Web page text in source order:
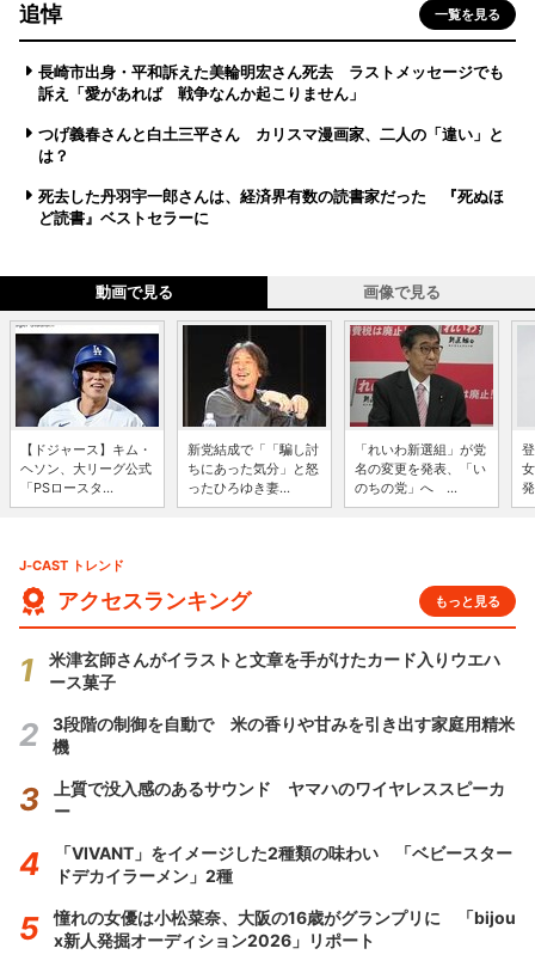
追悼 一覧を見る
長崎市出身・平和訴えた美輪明宏さん死去 ラストメッセージでも
訴え「愛があれば 戦争なんか起こりません」
つげ義春さんと白土三平さん カリスマ漫画家、二人の「違い」と
は？
死去した丹羽宇一郎さんは、経済界有数の読書家だった 『死ぬほ
ど読書』ベストセラーに
動画で見る 画像で見る
【ドジャース】キム・
ヘソン、大リーグ公式
「PSロースタ...
新党結成で「「騙し討
ちにあった気分」と怒
ったひろゆき妻...
「れいわ新選組」が党
名の変更を発表、「い
のちの党」へ ...
J-CAST トレンド
アクセスランキング もっと見る
米津玄師さんがイラストと文章を手がけたカード入りウエハ
ース菓子
3段階の制御を自動で 米の香りや甘みを引き出す家庭用精米
機
上質で没入感のあるサウンド ヤマハのワイヤレススピーカ
ー
「VIVANT」をイメージした2種類の味わい 「ベビースター
ドデカイラーメン」2種
憧れの女優は小松菜奈、大阪の16歳がグランプリに 「bijou
x新人発掘オーディション2026」リポート